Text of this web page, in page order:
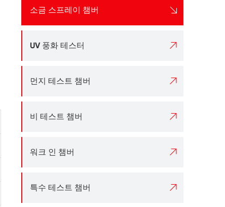
소금 스프레이 챔버 
UV 풍화 테스터 
먼지 테스트 챔버 
비 테스트 챔버 
워크 인 챔버 
특수 테스트 챔버 